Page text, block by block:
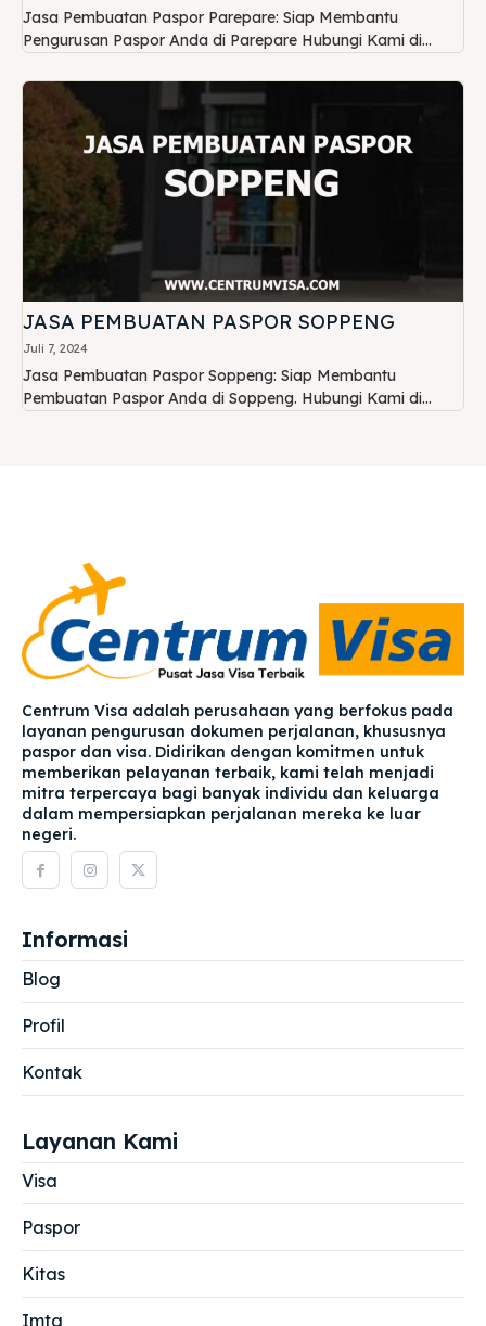
Jasa Pembuatan Paspor Parepare: Siap Membantu
Pengurusan Paspor Anda di Parepare Hubungi Kami di...
JASA PEMBUATAN PASPOR SOPPENG
Juli 7, 2024
Jasa Pembuatan Paspor Soppeng: Siap Membantu
Pembuatan Paspor Anda di Soppeng. Hubungi Kami di...
Centrum Visa adalah perusahaan yang berfokus pada
layanan pengurusan dokumen perjalanan, khususnya
paspor dan visa. Didirikan dengan komitmen untuk
memberikan pelayanan terbaik, kami telah menjadi
mitra terpercaya bagi banyak individu dan keluarga
dalam mempersiapkan perjalanan mereka ke luar
negeri.
Informasi
Blog
Profil
Kontak
Layanan Kami
Visa
Paspor
Kitas
Imta